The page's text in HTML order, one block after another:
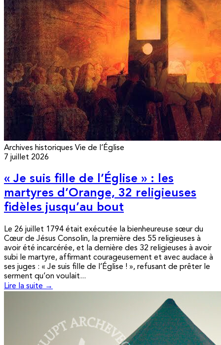
Archives historiques Vie de l’Église
7 juillet 2026
« Je suis fille de l’Église » : les
martyres d’Orange, 32 religieuses
fidèles jusqu’au bout
Le 26 juillet 1794 était exécutée la bienheureuse sœur du
Cœur de Jésus Consolin, la première des 55 religieuses à
avoir été incarcérée, et la dernière des 32 religieuses à avoir
subi le martyre, affirmant courageusement et avec audace à
ses juges : « Je suis fille de l’Église ! », refusant de prêter le
serment qu’on voulait...
Lire la suite →